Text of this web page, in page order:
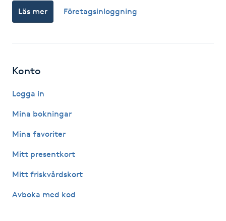
Idrottsmassage
IPL hårborttagning
Läs mer Företagsinloggning
Konto
Logga in
Mina bokningar
Mina favoriter
Mitt presentkort
Mitt friskvårdskort
Avboka med kod